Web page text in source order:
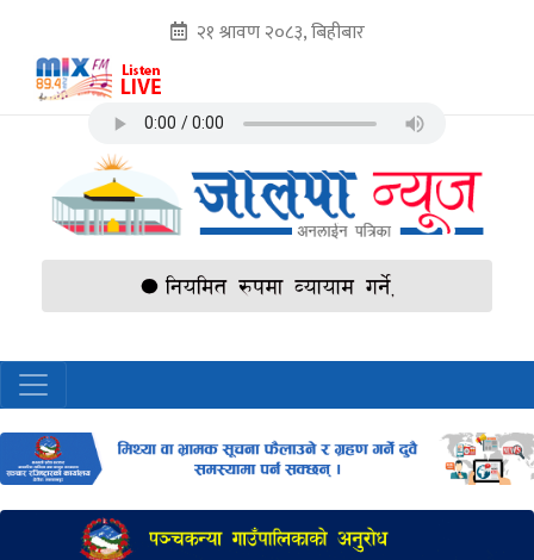
२१ श्रावण २०८३, बिहीबार